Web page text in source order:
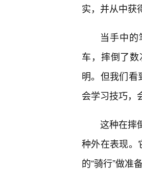
实，并从中获
当手中
车，摔倒了
明。但我们看
会学习技巧，
这种在摔
种外在表现。
的“骑行”做准